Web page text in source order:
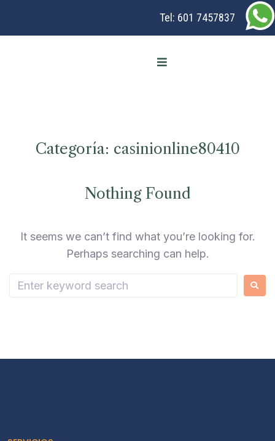
Tel: 601 7457837
Categoría: casinionline80410
Nothing Found
It seems we can’t find what you’re looking for.
Perhaps searching can help.